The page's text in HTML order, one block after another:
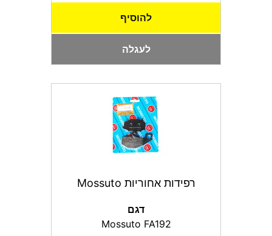
להוסיף
לעגלה
רפידות אחוריות Mossuto
דגם